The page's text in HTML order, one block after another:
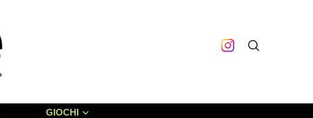
GIOCHI